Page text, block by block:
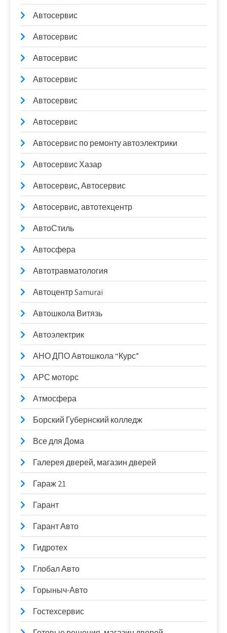
Автосервис
Автосервис
Автосервис
Автосервис
Автосервис
Автосервис
Автосервис по ремонту автоэлектрики
Автосервис Хазар
Автосервис, Автосервис
Автосервис, автотехцентр
АвтоСтиль
Автосфера
Автотравматология
Автоцентр Samurai
Автошкола Витязь
Автоэлектрик
АНО ДПО Автошкола “Курс”
АРС моторс
Атмосфера
Борский Губернский колледж
Все для Дома
Галерея дверей, магазин дверей
Гараж 21
Гарант
Гарант Авто
Гидротех
Глобал Авто
Горыныч-Авто
Гостехсервис